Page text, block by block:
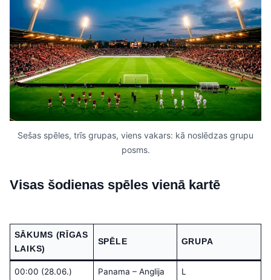
Sešas spēles, trīs grupas, viens vakars: kā noslēdzas grupu
posms.
Visas šodienas spēles vienā kartē
SĀKUMS (RĪGAS
LAIKS)
SPĒLE GRUPA
00:00 (28.06.) Panama – Anglija L